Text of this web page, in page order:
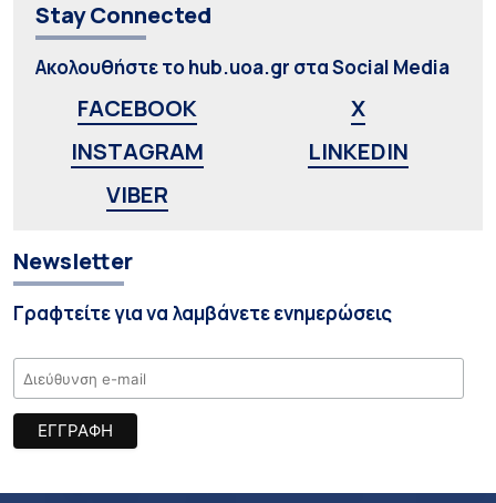
Stay Connected
Ακολουθήστε το hub.uoa.gr στα Social Media
FACEBOOK
X
INSTAGRAM
LINKEDIN
VIBER
Newsletter
Γραφτείτε για να λαμβάνετε ενημερώσεις